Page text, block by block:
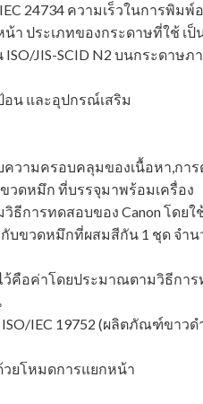
24734 ความเร็วในการพิ
ประเภทของกระดาษที่ใช้ เป็
JIS-SCID N2 บนกระดาษภ
อน และอุปกรณ์เสริม
ามครอบคลุมของเนื้อหา,ก
ดหมึก ที่บรรจุมาพร้อมเครื่อง
การทดสอบของ Canon โดย
ขวดหมึกที่ผสมสีกัน 1 ชุด จำ
อค่าโดยประมาณตามวิธีการ
IEC 19752 (ผลิตภัณฑ์ขาว
ยโหมดการแยกหน้า